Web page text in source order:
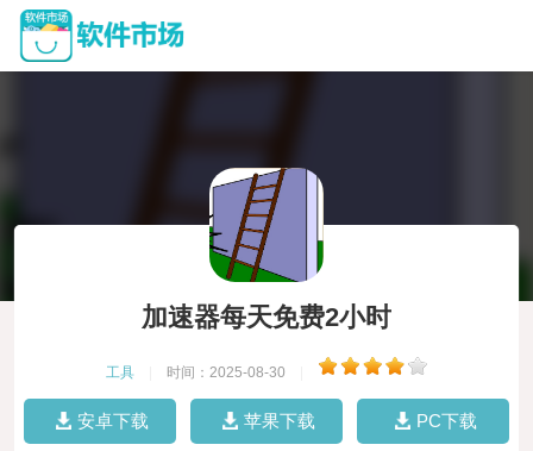
加速器每天免费2小时
工具 时间：2025-08-30
安卓下载 苹果下载 PC下载